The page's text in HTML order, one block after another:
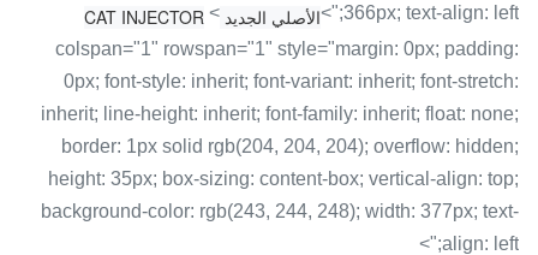
366px; text-align: left;">
الأصلي الجديد CAT INJECTOR <
colspan="1" rowspan="1" style="margin: 0px; padding:
0px; font-style: inherit; font-variant: inherit; font-stretch:
inherit; line-height: inherit; font-family: inherit; float: none;
border: 1px solid rgb(204, 204, 204); overflow: hidden;
height: 35px; box-sizing: content-box; vertical-align: top;
background-color: rgb(243, 244, 248); width: 377px; text-
align: left;">